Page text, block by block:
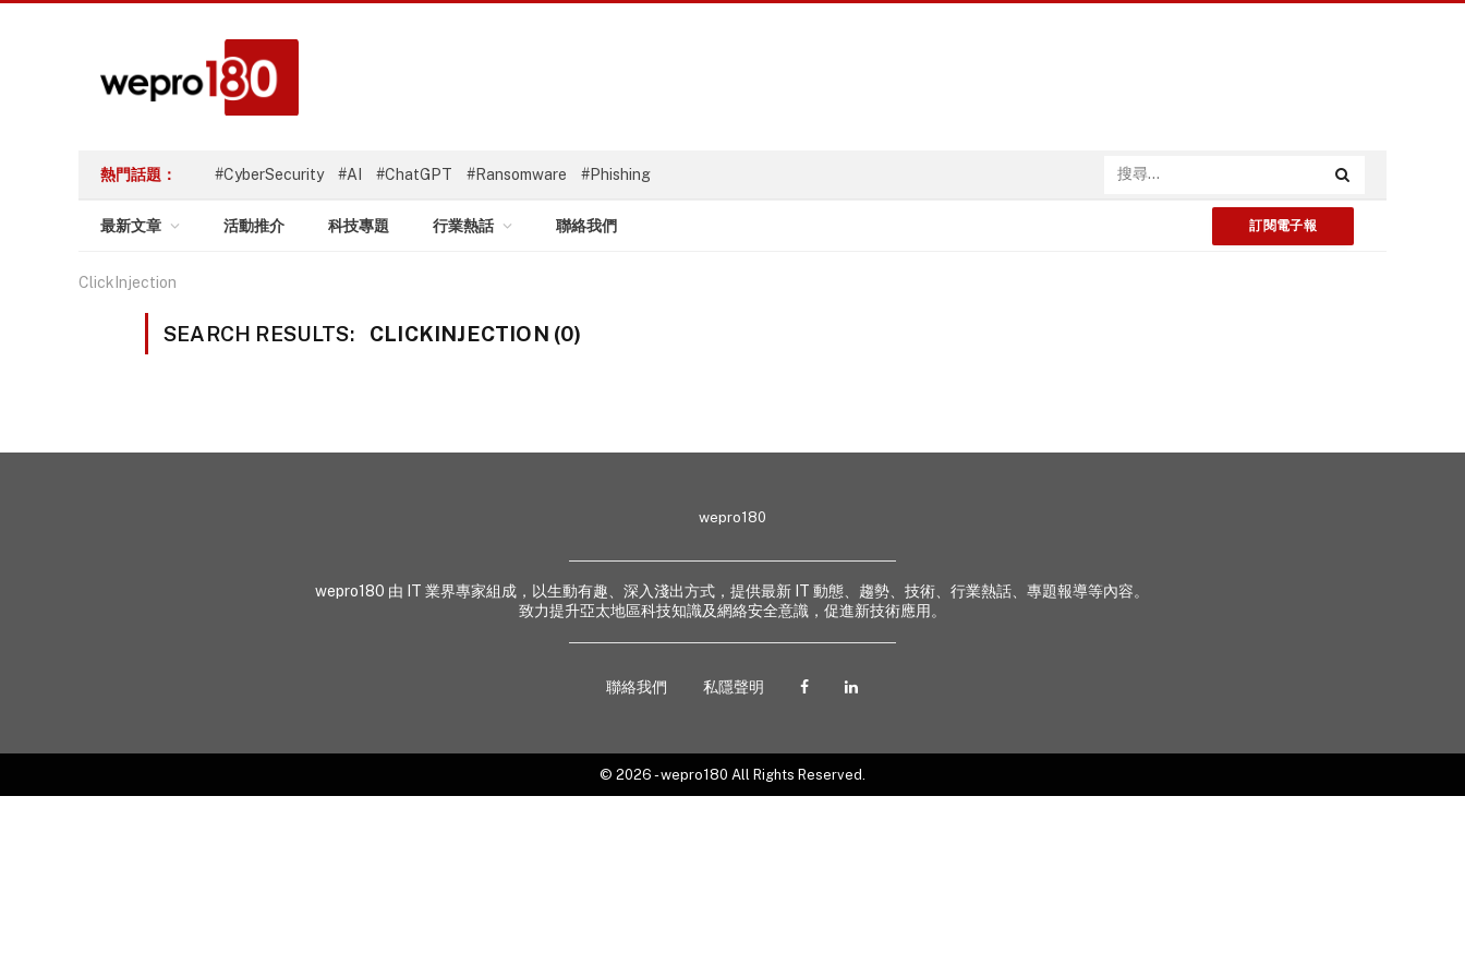
熱門話題： #CyberSecurity #AI #ChatGPT #Ransomware #Phishing
最新文章 活動推介 科技專題 行業熱話 聯絡我們 訂閱電子報
ClickInjection
SEARCH RESULTS: CLICKINJECTION (0)
wepro180
wepro180 由 IT 業界專家組成，以生動有趣、深入淺出方式，提供最新 IT 動態、趨勢、技術、行業熱話、專題報導等內容。
致力提升亞太地區科技知識及網絡安全意識，促進新技術應用。
聯絡我們 私隱聲明
© 2026 - wepro180 All Rights Reserved.